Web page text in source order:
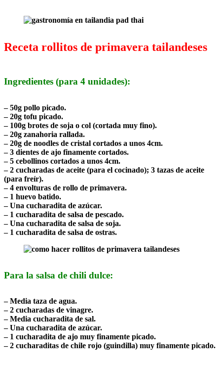
Receta rollitos de primavera tailandeses
Ingredientes (para 4 unidades):
– 50g pollo picado.
– 20g tofu picado.
– 100g brotes de soja o col (cortada muy fino).
– 20g zanahoria rallada.
– 20g de noodles de cristal cortados a unos 4cm.
– 3 dientes de ajo finamente cortados.
– 5 cebollinos cortados a unos 4cm.
– 2 cucharadas de aceite (para el cocinado); 3 tazas de aceite
(para freír).
– 4 envolturas de rollo de primavera.
– 1 huevo batido.
– Una cucharadita de azúcar.
– 1 cucharadita de salsa de pescado.
– Una cucharadita de salsa de soja.
– 1 cucharadita de salsa de ostras.
Para la salsa de chili dulce:
– Media taza de agua.
– 2 cucharadas de vinagre.
– Media cucharadita de sal.
– Una cucharadita de azúcar.
– 1 cucharadita de ajo muy finamente picado.
– 2 cucharaditas de chile rojo (guindilla) muy finamente picado.